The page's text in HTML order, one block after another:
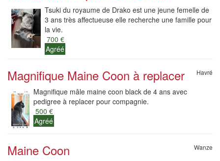
Tsuki du royaume de Drako est une jeune femelle de
3 ans très affectueuse elle recherche une famille pour
la vie.
700 €
Agréé
Magnifique Maine Coon à replacer Havré
Magnifique mâle maine coon black de 4 ans avec
pedigree à replacer pour compagnie.
500 €
Agréé
Maine Coon Wanze